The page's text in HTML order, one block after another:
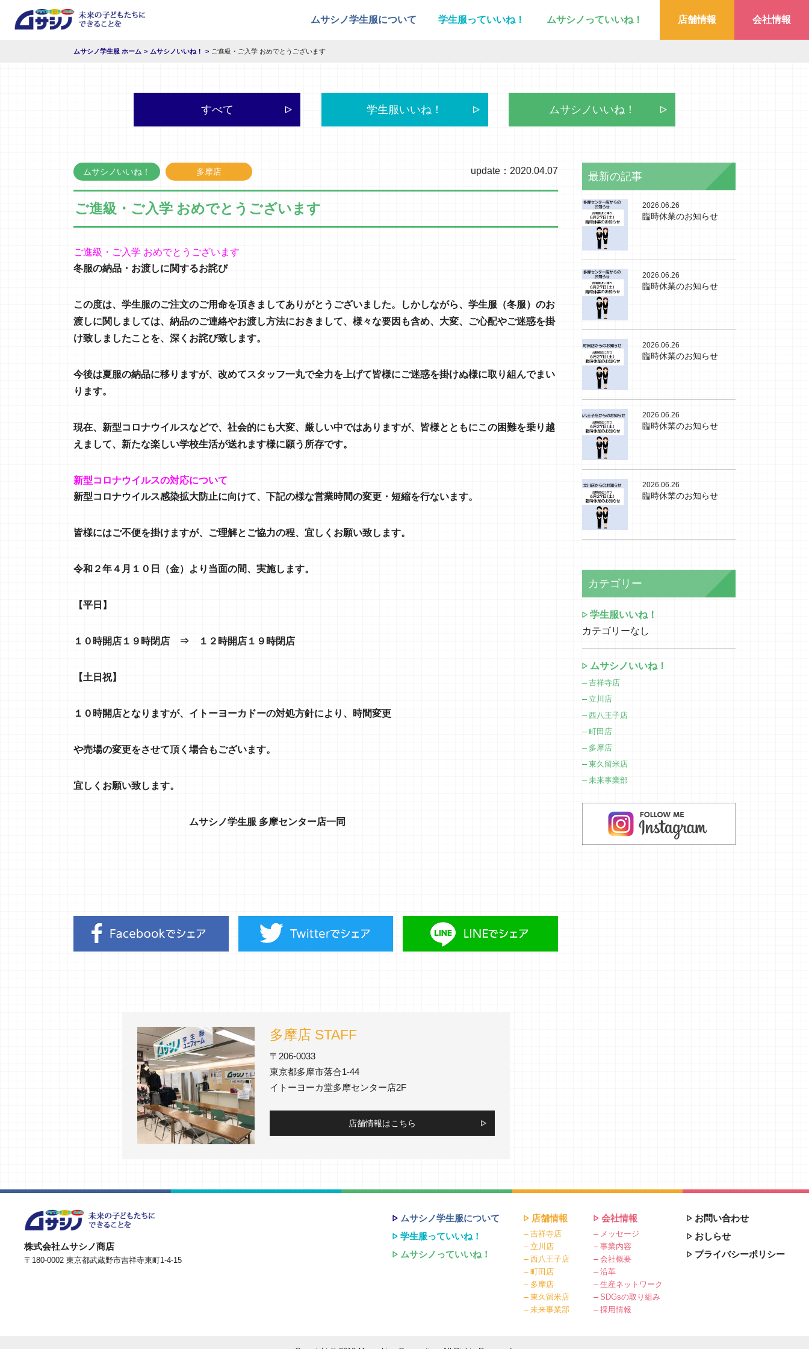
ムサシノ学生服について 学生服っていいね！ ムサシノっていいね！ 店舗情報 会社情報
ムサシノ学生服 ホーム ムサシノいいね！ ご進級・ご入学 おめでとうございます
すべて 学生服いいね！ ムサシノいいね！
ムサシノいいね！ 多摩店 update：2020.04.07
ご進級・ご入学 おめでとうございます
ご進級・ご入学 おめでとうございます
冬服の納品・お渡しに関するお詫び
この度は、学生服のご注文のご用命を頂きましてありがとうございました。しかしながら、学生服（冬服）のお
渡しに関しましては、納品のご連絡やお渡し方法におきまして、様々な要因も含め、大変、ご心配やご迷惑を掛
け致しましたことを、深くお詫び致します。
今後は夏服の納品に移りますが、改めてスタッフ一丸で全力を上げて皆様にご迷惑を掛けぬ様に取り組んでまい
ります。
現在、新型コロナウイルスなどで、社会的にも大変、厳しい中ではありますが、皆様とともにこの困難を乗り越
えまして、新たな楽しい学校生活が送れます様に願う所存です。
新型コロナウイルスの対応について
新型コロナウイルス感染拡大防止に向けて、下記の様な営業時間の変更・短縮を行ないます。
皆様にはご不便を掛けますが、ご理解とご協力の程、宜しくお願い致します。
令和２年４月１０日（金）より当面の間、実施します。
【平日 】
１０時開店１９時閉店 ⇒ １２時開店１９時閉店
【土日祝】
１０時開店となりますが、イトーヨーカドーの対処方針により、時間変更
や売場の変更をさせて頂く場合もございます。
宜しくお願い致します。
ムサシノ学生服 多摩センター店一同
多摩店 STAFF
〒206-0033
東京都多摩市落合1-44
イトーヨーカ堂多摩センター店2F
店舗情報はこちら
最新の記事
2026.06.26
臨時休業のお知らせ
2026.06.26
臨時休業のお知らせ
2026.06.26
臨時休業のお知らせ
2026.06.26
臨時休業のお知らせ
2026.06.26
臨時休業のお知らせ
カテゴリー
学生服いいね！
カテゴリーなし
ムサシノいいね！
吉祥寺店
立川店
西八王子店
町田店
多摩店
東久留米店
未来事業部
株式会社ムサシノ商店
〒180-0002 東京都武蔵野市吉祥寺東町1-4-15
ムサシノ学生服について
学生服っていいね！
ムサシノっていいね！
店舗情報
吉祥寺店
立川店
西八王子店
町田店
多摩店
東久留米店
未来事業部
会社情報
メッセージ
事業内容
会社概要
沿革
生産ネットワーク
SDGsの取り組み
採用情報
お問い合わせ
おしらせ
プライバシーポリシー